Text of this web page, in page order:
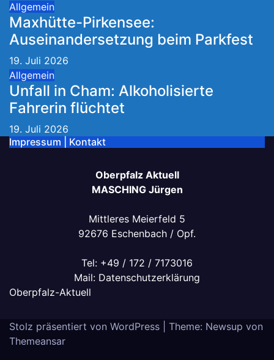
Allgemein
Maxhütte-Pirkensee:
Auseinandersetzung beim Parkfest
19. Juli 2026
Allgemein
Unfall in Cham: Alkoholisierte
Fahrerin flüchtet
19. Juli 2026
Impressum | Kontakt
Oberpfalz Aktuell
MASCHING Jürgen
Mittleres Meierfeld 5
92676 Eschenbach / Opf.
Tel: +49 / 172 / 7173016
Mail: Datenschutzerklärung
Oberpfalz-Aktuell
Stolz präsentiert von WordPress
Theme: Newsup von
Themeansar